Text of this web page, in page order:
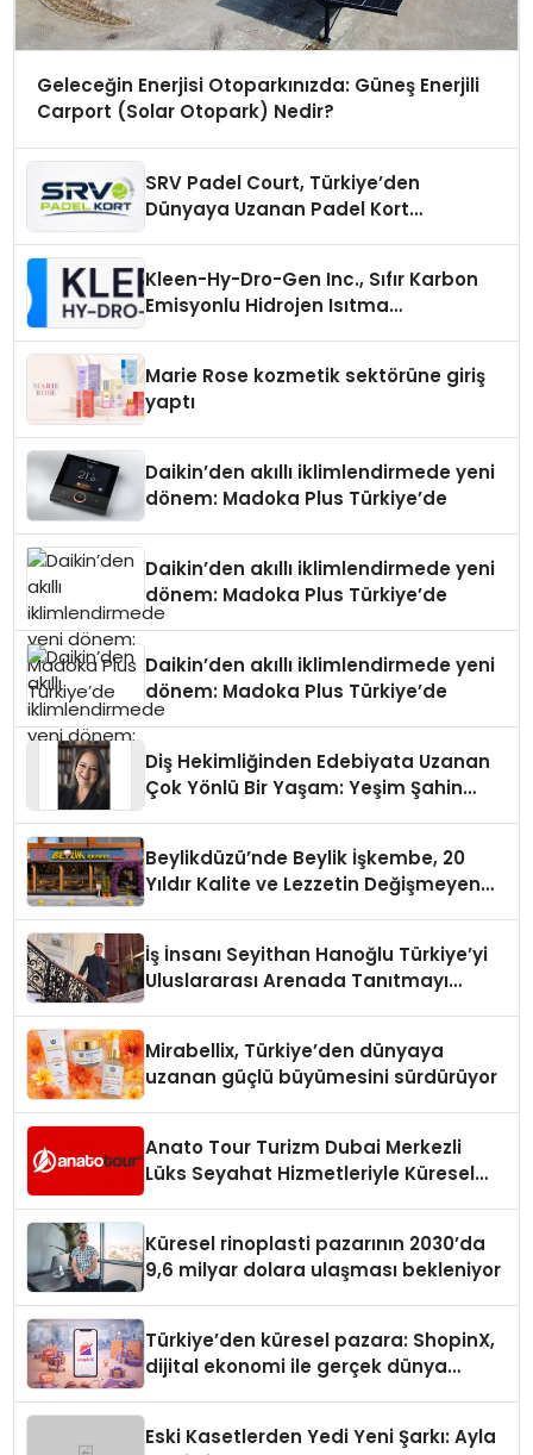
Geleceğin Enerjisi Otoparkınızda: Güneş Enerjili
Carport (Solar Otopark) Nedir?
SRV Padel Court, Türkiye’den
Dünyaya Uzanan Padel Kort
Kleen-Hy-Dro-Gen Inc., Sıfır Karbon
Emisyonlu Hidrojen Isıtma
Marie Rose kozmetik sektörüne giriş
yaptı
Daikin’den akıllı iklimlendirmede yeni
dönem: Madoka Plus Türkiye’de
Daikin’den akıllı iklimlendirmede yeni
dönem: Madoka Plus Türkiye’de
Daikin’den akıllı iklimlendirmede yeni
dönem: Madoka Plus Türkiye’de
Diş Hekimliğinden Edebiyata Uzanan
Çok Yönlü Bir Yaşam: Yeşim Şahin
Beylikdüzü’nde Beylik İşkembe, 20
Yıldır Kalite ve Lezzetin Değişmeyen
İş İnsanı Seyithan Hanoğlu Türkiye’yi
Uluslararası Arenada Tanıtmayı
Mirabellix, Türkiye’den dünyaya
uzanan güçlü büyümesini sürdürüyor
Anato Tour Turizm Dubai Merkezli
Lüks Seyahat Hizmetleriyle Küresel
Küresel rinoplasti pazarının 2030’da
9,6 milyar dolara ulaşması bekleniyor
Türkiye’den küresel pazara: ShopinX,
dijital ekonomi ile gerçek dünya
Eski Kasetlerden Yedi Yeni Şarkı: Ayla